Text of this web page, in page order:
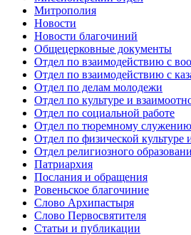
Митрополия
Новости
Новости благочиний
Общецерковные документы
Отдел по взаимодействию с
Отдел по взаимодействию с
Отдел по делам молодежи
Отдел по культуре и
Отдел по социальной работе
Отдел по тюремному служению
Отдел по физической культуре
Отдел религиозного
Патриархия
Послания и обращения
Ровеньское благочиние
Слово Архипастыря
Слово Первосвятителя
Статьи и публикации